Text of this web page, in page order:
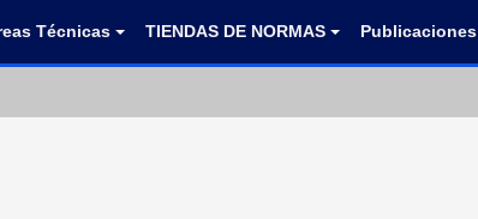
Técnicas TIENDAS DE NORMAS Publicaciones